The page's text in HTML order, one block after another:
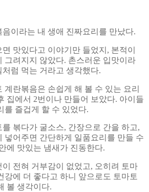
이라는 내 생애 진짜요리를 만났다.
맛있다고 이야기만 들었지 , 본적이
그려지지 않았다. 촌스러운 입맛이라
처럼 먹는 거라고 생각했다.
계란볶음은 손쉽게 해 볼 수 있는 요리
집에서 2번이나 만들어 보았다. 아이들
를 즐겁게 할 수 있었다.
볶다가 굴소스, 간장으로 간을 하고,
넣어주면 간단하게 일품요리를 만들 수
에 맛있는 냄새가 진동한다.
전혀 거부감이 없었고, 오히려 토마
강에 더 좋다고 하니 앞으로도 토마토
볼 생각이다.